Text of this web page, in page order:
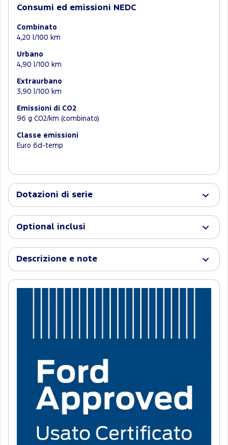
Consumi ed emissioni NEDC
Combinato
4,20 l/100 km
Urbano
4,90 l/100 km
Extraurbano
3,90 l/100 km
Emissioni di CO2
96 g CO2/km (combinato)
Classe emissioni
Euro 6d-temp
Dotazioni di serie
Optional inclusi
Descrizione e note